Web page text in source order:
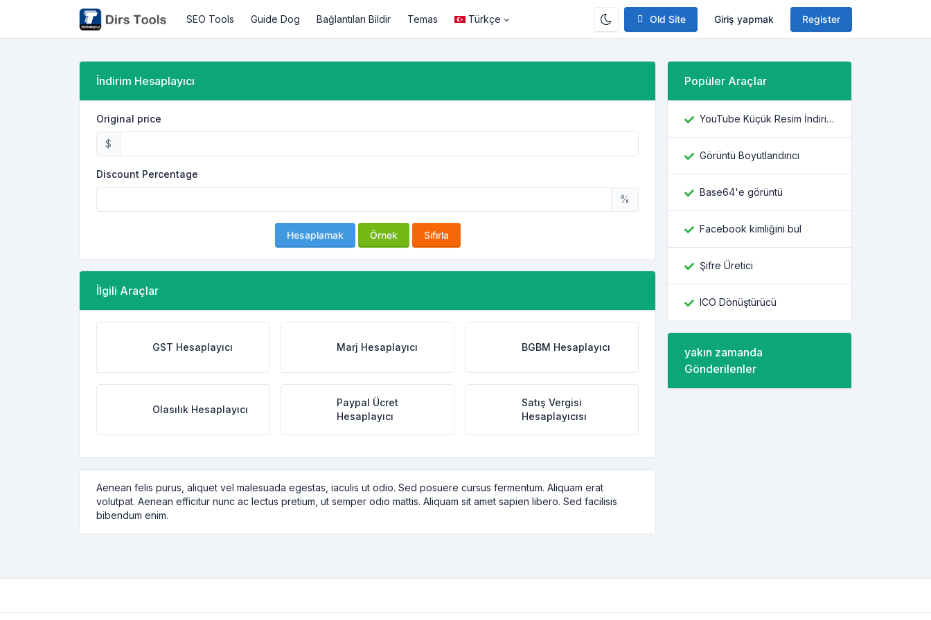
Old Site Giriş yapmak Register
SEO Tools Guide Dog Bağlantıları Bildir Temas Türkçe
İndirim Hesaplayıcı
Original price
$
Discount Percentage
%
Hesaplamak Örnek Sıfırla
İlgili Araçlar
GST Hesaplayıcı Marj Hesaplayıcı BGBM Hesaplayıcı
Olasılık Hesaplayıcı
Paypal Ücret
Hesaplayıcı
Satış Vergisi
Hesaplayıcısı
Aenean felis purus, aliquet vel malesuada egestas, iaculis ut odio. Sed posuere cursus fermentum. Aliquam erat
volutpat. Aenean efficitur nunc ac lectus pretium, ut semper odio mattis. Aliquam sit amet sapien libero. Sed facilisis
bibendum enim.
Popüler Araçlar
YouTube Küçük Resim İndiricisi
Görüntü Boyutlandırıcı
Base64'e görüntü
Facebook kimliğini bul
Şifre Üretici
ICO Dönüştürücü
yakın zamanda
Gönderilenler